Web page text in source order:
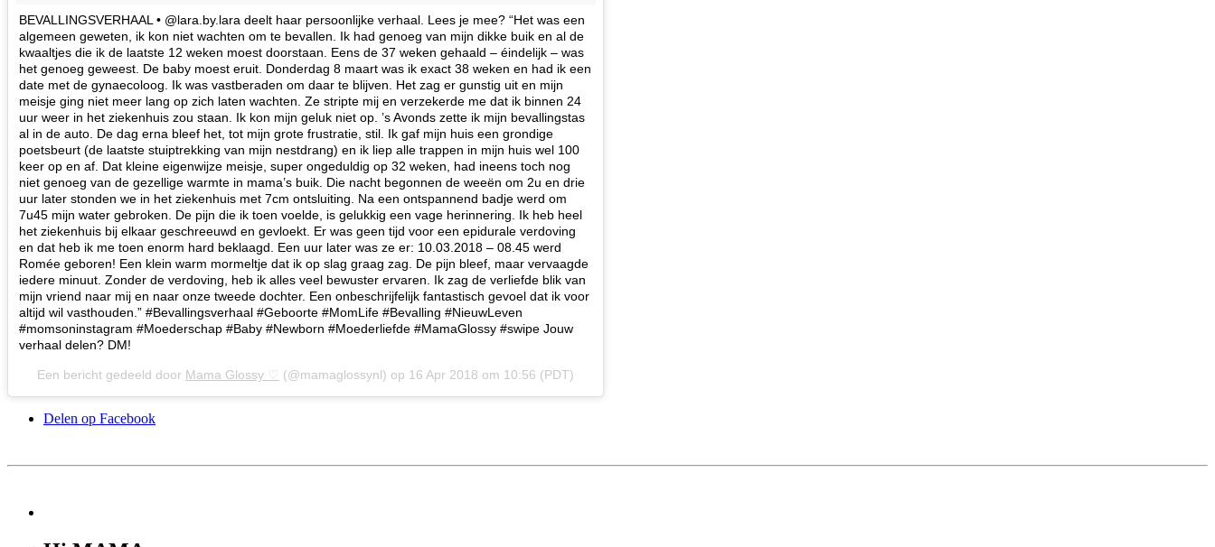
BEVALLINGSVERHAAL • @lara.by.lara deelt haar persoonlijke verhaal. Lees je mee? “Het was een
algemeen geweten, ik kon niet wachten om te bevallen. Ik had genoeg van mijn dikke buik en al de
kwaaltjes die ik de laatste 12 weken moest doorstaan. Eens de 37 weken gehaald – éindelijk – was
het genoeg geweest. De baby moest eruit. Donderdag 8 maart was ik exact 38 weken en had ik een
date met de gynaecoloog. Ik was vastberaden om daar te blijven. Het zag er gunstig uit en mijn
meisje ging niet meer lang op zich laten wachten. Ze stripte mij en verzekerde me dat ik binnen 24
uur weer in het ziekenhuis zou staan. Ik kon mijn geluk niet op. ’s Avonds zette ik mijn bevallingstas
al in de auto. De dag erna bleef het, tot mijn grote frustratie, stil. Ik gaf mijn huis een grondige
poetsbeurt (de laatste stuiptrekking van mijn nestdrang) en ik liep alle trappen in mijn huis wel 100
keer op en af. Dat kleine eigenwijze meisje, super ongeduldig op 32 weken, had ineens toch nog
niet genoeg van de gezellige warmte in mama’s buik. Die nacht begonnen de weeën om 2u en drie
uur later stonden we in het ziekenhuis met 7cm ontsluiting. Na een ontspannend badje werd om
7u45 mijn water gebroken. De pijn die ik toen voelde, is gelukkig een vage herinnering. Ik heb heel
het ziekenhuis bij elkaar geschreeuwd en gevloekt. Er was geen tijd voor een epidurale verdoving
en dat heb ik me toen enorm hard beklaagd. Een uur later was ze er: 10.03.2018 – 08.45 werd
Romée geboren! Een klein warm mormeltje dat ik op slag graag zag. De pijn bleef, maar vervaagde
iedere minuut. Zonder de verdoving, heb ik alles veel bewuster ervaren. Ik zag de verliefde blik van
mijn vriend naar mij en naar onze tweede dochter. Een onbeschrijfelijk fantastisch gevoel dat ik voor
altijd wil vasthouden.” #Bevallingsverhaal #Geboorte #MomLife #Bevalling #NieuwLeven
#momsoninstagram #Moederschap #Baby #Newborn #Moederliefde #MamaGlossy #swipe Jouw
verhaal delen? DM!
Een bericht gedeeld door Mama Glossy ♡ (@mamaglossynl) op 16 Apr 2018 om 10:56 (PDT)
Delen op Facebook